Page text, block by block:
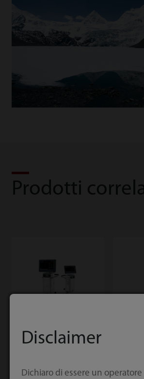
Prodotti
SV800/SV600
Disclaimer
Dichiaro di essere un operatore